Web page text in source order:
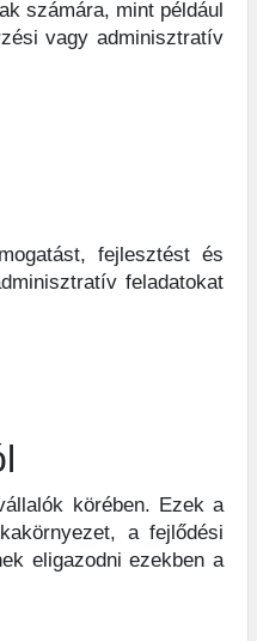
számára, mint például
vagy adminisztratív
fejlesztést és
feladatokat
körében. Ezek a
a fejlődési
eligazodni ezekben a